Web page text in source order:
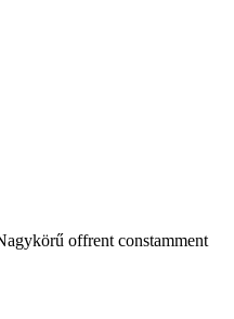
offrent constamment